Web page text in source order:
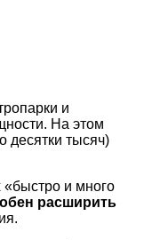
и
На этом
десятки тысяч)
«быстро и много
расширить